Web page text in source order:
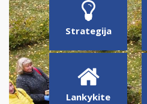
Strategija
Lankykite